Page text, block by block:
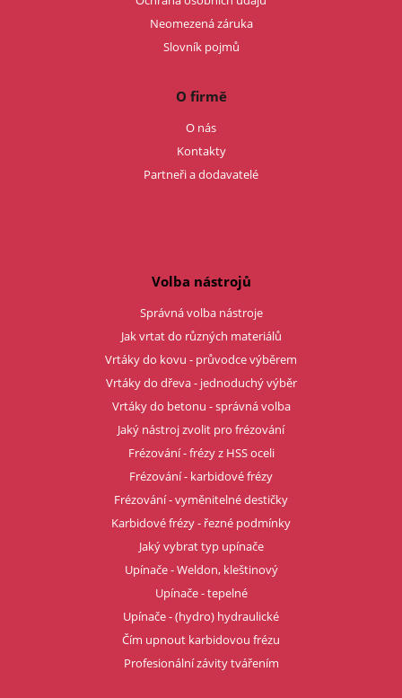
Neomezená záruka
Slovník pojmů
O firmě
O nás
Kontakty
Partneři a dodavatelé
Volba nástrojů
Správná volba nástroje
Jak vrtat do různých materiálů
Vrtáky do kovu - průvodce výběrem
Vrtáky do dřeva - jednoduchý výběr
Vrtáky do betonu - správná volba
Jaký nástroj zvolit pro frézování
Frézování - frézy z HSS oceli
Frézování - karbidové frézy
Frézování - vyměnitelné destičky
Karbidové frézy - řezné podmínky
Jaký vybrat typ upínače
Upínače - Weldon, kleštinový
Upínače - tepelné
Upínače - (hydro) hydraulické
Čím upnout karbidovou frézu
Profesionální závity tvářením